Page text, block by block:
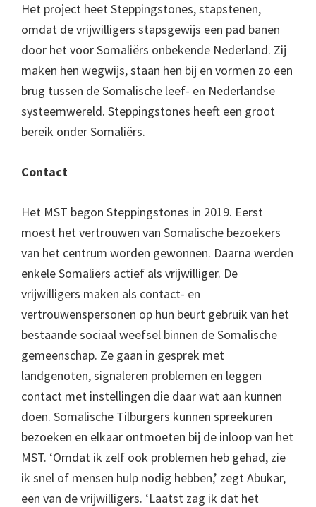
Het project heet Steppingstones, stapstenen,
omdat de vrijwilligers stapsgewijs een pad banen
door het voor Somaliërs onbekende Nederland. Zij
maken hen wegwijs, staan hen bij en vormen zo een
brug tussen de Somalische leef- en Nederlandse
systeemwereld. Steppingstones heeft een groot
bereik onder Somaliërs.
Contact
Het MST begon Steppingstones in 2019. Eerst
moest het vertrouwen van Somalische bezoekers
van het centrum worden gewonnen. Daarna werden
enkele Somaliërs actief als vrijwilliger. De
vrijwilligers maken als contact- en
vertrouwenspersonen op hun beurt gebruik van het
bestaande sociaal weefsel binnen de Somalische
gemeenschap. Ze gaan in gesprek met
landgenoten, signaleren problemen en leggen
contact met instellingen die daar wat aan kunnen
doen. Somalische Tilburgers kunnen spreekuren
bezoeken en elkaar ontmoeten bij de inloop van het
MST. ‘Omdat ik zelf ook problemen heb gehad, zie
ik snel of mensen hulp nodig hebben,’ zegt Abukar,
een van de vrijwilligers. ‘Laatst zag ik dat het